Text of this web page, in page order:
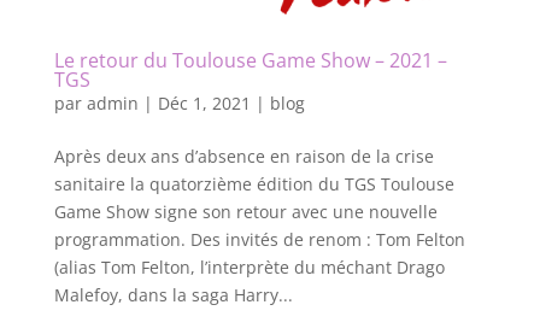
Le retour du Toulouse Game Show – 2021 –
TGS
par admin | Déc 1, 2021 | blog
Après deux ans d’absence en raison de la crise
sanitaire la quatorzième édition du TGS Toulouse
Game Show signe son retour avec une nouvelle
programmation. Des invités de renom : Tom Felton
(alias Tom Felton, l’interprète du méchant Drago
Malefoy, dans la saga Harry...